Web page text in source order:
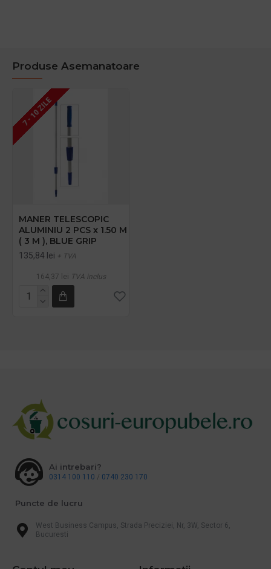
Produse Asemanatoare
7 - 10 ZILE
MANER TELESCOPIC
ALUMINIU 2 PCS x 1.50 M
( 3 M ), BLUE GRIP
135,84 lei + TVA
164,37 lei TVA inclus
Ai intrebari?
0314 100 110 / 0740 230 170
Puncte de lucru
West Business Campus, Strada Preciziei, Nr, 3W, Sector 6,
Bucuresti